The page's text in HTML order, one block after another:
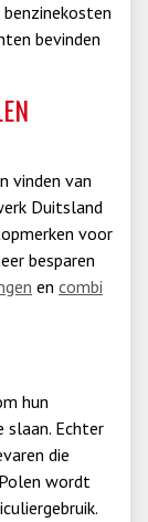
bevinden
vinden van
Duitsland
voor
besparen
en combi
hun
slaan. Echter
die
wordt